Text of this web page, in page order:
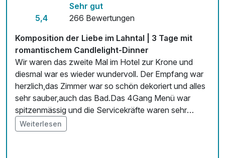
Mit Hotelbar5,4
Sehr gut
266 Bewertungen
Komposition der Liebe im Lahntal | 3 Tage mit
romantischem Candlelight-Dinner
Wir waren das zweite Mal im Hotel zur Krone und
diesmal war es wieder wundervoll. Der Empfang war
herzlich,das Zimmer war so schön dekoriert und alles
sehr sauber,auch das Bad.Das 4Gang Menü war
spitzenmässig und die Servicekräfte waren sehr
freundlich. Das Frühstück war auch richtig gut.Wir
haben uns wieder sehr wohl gefühlt. Das ein und aus
Weiterlesen